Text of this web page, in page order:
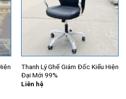
Thanh Lý Ghế Giám Đốc Kiểu Hiện
Đại Mới 99%
Liên hệ